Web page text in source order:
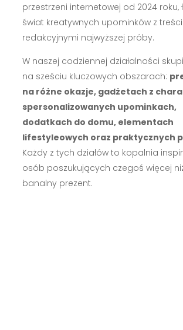
przestrzeni internetowej od 2024 roku,
świat kreatywnych upominków z
redakcyjnymi najwyższej próby.
W naszej codziennej działalności
na sześciu kluczowych obszarach:
na różne okazje, gadżetach z
spersonalizowanych upominkach,
dodatkach do domu, elementach
lifestyleowych oraz praktycznych
Każdy z tych działów to kopalnia
osób poszukujących czegoś więcej
banalny prezent.